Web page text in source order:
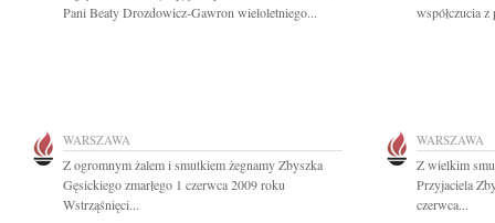
Pani Beaty Drozdowicz-Gawron wieloletniego...
współczucia
WARSZAWA
Z ogromnym żalem i smutkiem żegnamy Zbyszka
Gęsickiego zmarłego 1 czerwca 2009 roku
Wstrząśnięci...
WARSZAWA
Z wielkim
Przyjaciela
czerwca...